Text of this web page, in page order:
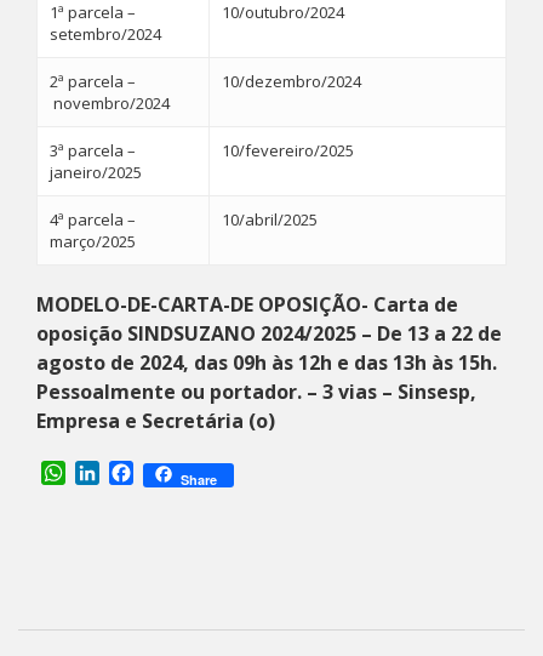
1ª parcela –
setembro/2024
10/outubro/2024
2ª parcela –
novembro/2024
10/dezembro/2024
3ª parcela –
janeiro/2025
10/fevereiro/2025
4ª parcela –
março/2025
10/abril/2025
MODELO-DE-CARTA-DE OPOSIÇÃO- Carta de
oposição SINDSUZANO 2024/2025 – De 13 a 22 de
agosto de 2024, das 09h às 12h e das 13h às 15h.
Pessoalmente ou portador. – 3 vias – Sinsesp,
Empresa e Secretária (o)
WhatsApp
LinkedInFacebook
Share